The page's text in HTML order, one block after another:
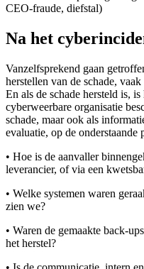
CEO-fraude, diefstal)
Na het
Vanzelfsprekend gaan
herstellen van de schade,
En als de schade hersteld is,
cyberweerbare organisatie
schade, maar ook als
evaluatie, op de onderstaande
• Hoe is de aanvaller
leverancier, of via een
• Welke systemen waren
zien we?
• Waren de gemaakte back-
het herstel?